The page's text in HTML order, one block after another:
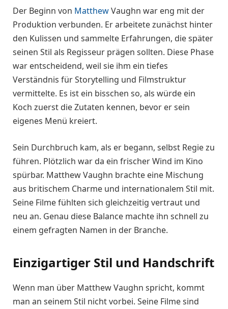
Der Beginn von MatthewVaughn war eng mit der
Produktion verbunden. Er arbeitete zunächst hinter
den Kulissen und sammelte Erfahrungen, die später
seinen Stil als Regisseur prägen sollten. Diese Phase
war entscheidend, weil sie ihm ein tiefes
Verständnis für Storytelling und Filmstruktur
vermittelte. Es ist ein bisschen so, als würde ein
Koch zuerst die Zutaten kennen, bevor er sein
eigenes Menü kreiert.
Sein Durchbruch kam, als er begann, selbst Regie zu
führen. Plötzlich war da ein frischer Wind im Kino
spürbar. Matthew Vaughn brachte eine Mischung
aus britischem Charme und internationalem Stil mit.
Seine Filme fühlten sich gleichzeitig vertraut und
neu an. Genau diese Balance machte ihn schnell zu
einem gefragten Namen in der Branche.
Einzigartiger Stil und Handschrift
Wenn man über Matthew Vaughn spricht, kommt
man an seinem Stil nicht vorbei. Seine Filme sind